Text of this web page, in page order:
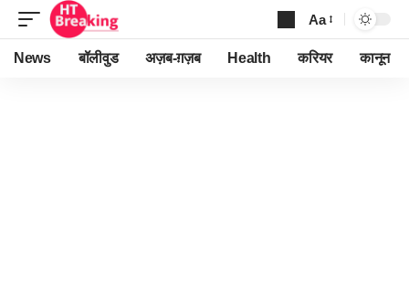
Font
Resizer
Aa
News बॉलीवुड अज़ब-ग़ज़ब Health करियर कानून